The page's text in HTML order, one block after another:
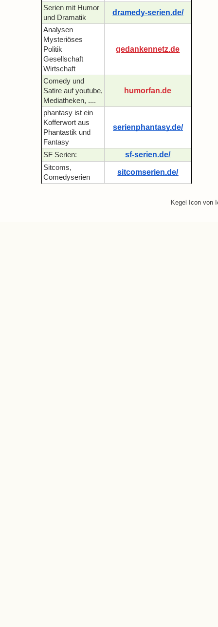
Serien mit Humor
und Dramatik
dramedy-serien.de/
Analysen
Mysteriöses
Politik
Gesellschaft
Wirtschaft
gedankennetz.de
Comedy und
Satire auf youtube,
Mediatheken, ....
humorfan.de
phantasy ist ein
Kofferwort aus
Phantastik und
Fantasy
serienphantasy.de/
SF Serien: sf-serien.de/
Sitcoms,
Comedyserien
sitcomserien.de/
Kegel Icon von